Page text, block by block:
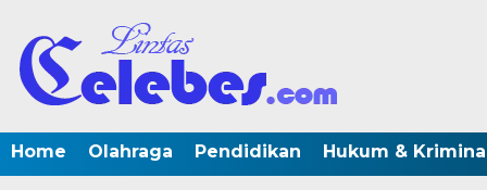
Home Olahraga Pendidikan Hukum &